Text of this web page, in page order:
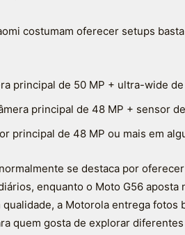
costumam oferecer setups
principal de 50 MP + ultra-wide
principal de 48 MP + sensor
principal de 48 MP ou mais em
se destaca por
enquanto o Moto G56
a Motorola entrega fotos
quem gosta de explorar